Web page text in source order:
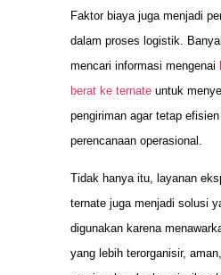
Faktor biaya juga menjadi
dalam proses logistik.
mencari informasi mengenai
berat ke ternate untuk
pengiriman agar tetap
perencanaan operasional.
Tidak hanya itu, layanan
ternate juga menjadi solusi
digunakan karena
yang lebih terorganisir,